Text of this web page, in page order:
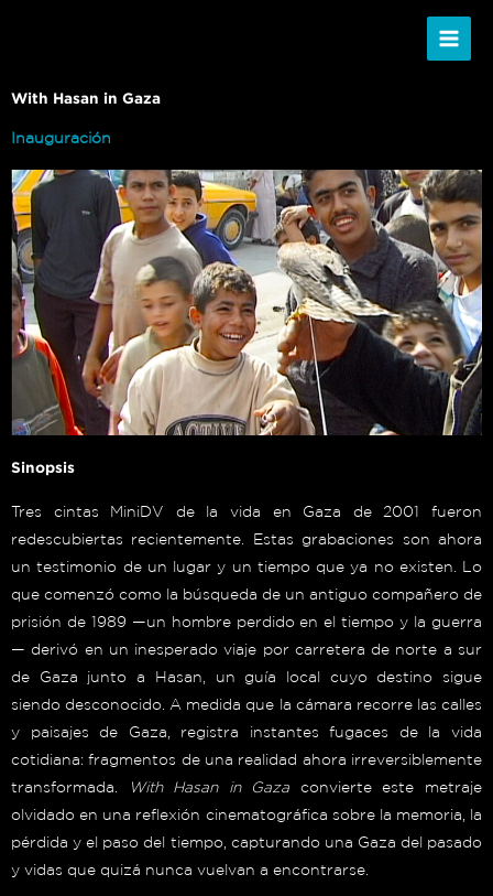
With Hasan in Gaza
Inauguración
Sinopsis
Tres cintas MiniDV de la vida en Gaza de 2001 fueron
redescubiertas recientemente. Estas grabaciones son ahora
un testimonio de un lugar y un tiempo que ya no existen. Lo
que comenzó como la búsqueda de un antiguo compañero de
prisión de 1989 —un hombre perdido en el tiempo y la guerra
— derivó en un inesperado viaje por carretera de norte a sur
de Gaza junto a Hasan, un guía local cuyo destino sigue
siendo desconocido. A medida que la cámara recorre las calles
y paisajes de Gaza, registra instantes fugaces de la vida
cotidiana: fragmentos de una realidad ahora irreversiblemente
transformada.
With Hasan in Gaza convierte este metraje
olvidado en una reflexión cinematográfica sobre la memoria, la
pérdida y el paso del tiempo, capturando una Gaza del pasado
y vidas que quizá nunca vuelvan a encontrarse.